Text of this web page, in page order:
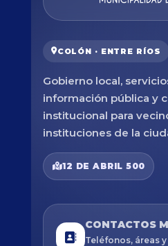
COLÓN · ENTRE RÍOS
Gobierno local,
información pública y
institucional para
instituciones de la
12 DE ABRIL 500
CONTACTOS
Teléfonos, áreas